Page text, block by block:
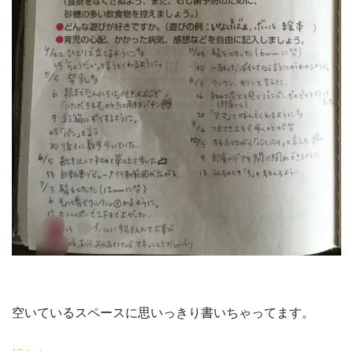
空いているスペースに思いっきり書いちゃってます。